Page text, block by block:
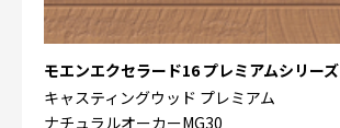
モエンエクセラード16 プレミアムシリーズ
キャスティングウッド プレミアム
ナチュラルオーカーMG30